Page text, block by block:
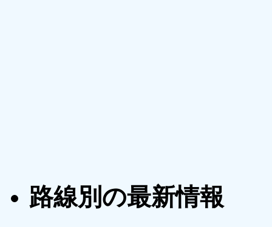
路線別の最新情報